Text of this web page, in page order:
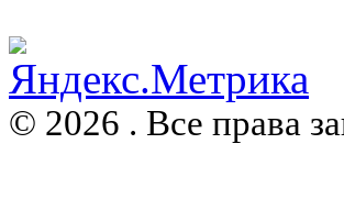
© 2026 . Все права